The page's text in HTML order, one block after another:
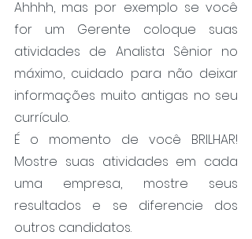
Ahhhh, mas por exemplo se você
for um Gerente coloque suas
atividades de Analista Sênior no
máximo, cuidado para não deixar
informações muito antigas no seu
currículo.
É o momento de você BRILHAR!
Mostre suas atividades em cada
uma empresa, mostre seus
resultados e se diferencie dos
outros candidatos.